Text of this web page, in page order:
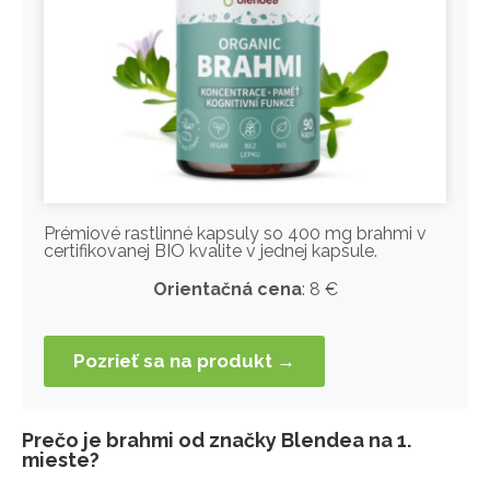
Prémiové rastlinné kapsuly so 400 mg brahmi v
certifikovanej BIO kvalite v jednej kapsule.
Orientačná cena: 8 €
Pozrieť sa na produkt →
Prečo je brahmi od značky Blendea na 1.
mieste?